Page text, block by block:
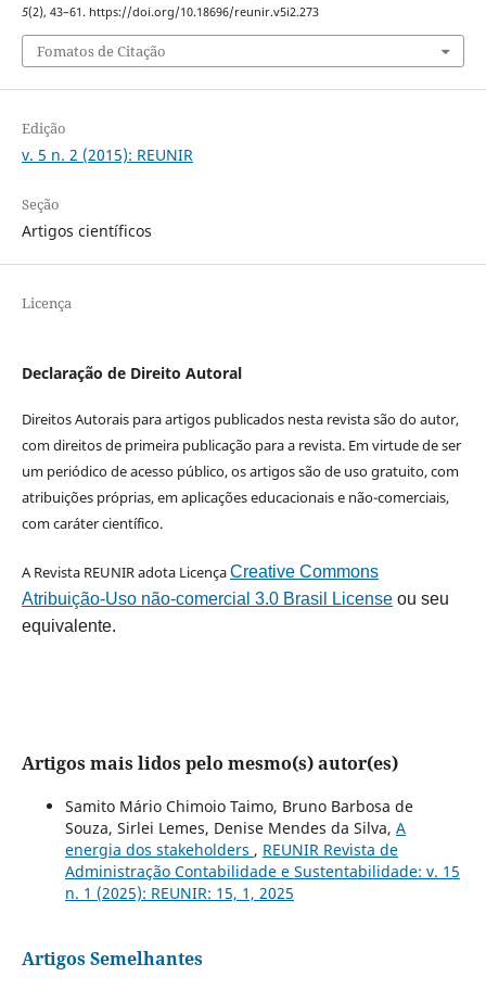
5(2), 43–61. https://doi.org/10.18696/reunir.v5i2.273
Fomatos de Citação
Edição
v. 5 n. 2 (2015): REUNIR
Seção
Artigos científicos
Licença
Declaração de Direito Autoral
Direitos Autorais para artigos publicados nesta revista são do autor,
com direitos de primeira publicação para a revista. Em virtude de ser
um periódico de acesso público, os artigos são de uso gratuito, com
atribuições próprias, em aplicações educacionais e não-comerciais,
com caráter científico.
A Revista REUNIR adota LicençaCreative Commons
Atribuição-Uso não-comercial 3.0 Brasil Licenseou seu
equivalente.
Artigos mais lidos pelo mesmo(s) autor(es)
Samito Mário Chimoio Taimo, Bruno Barbosa de
Souza, Sirlei Lemes, Denise Mendes da Silva, A
energia dos stakeholders , REUNIR Revista de
Administração Contabilidade e Sustentabilidade: v. 15
n. 1 (2025): REUNIR: 15, 1, 2025
Artigos Semelhantes